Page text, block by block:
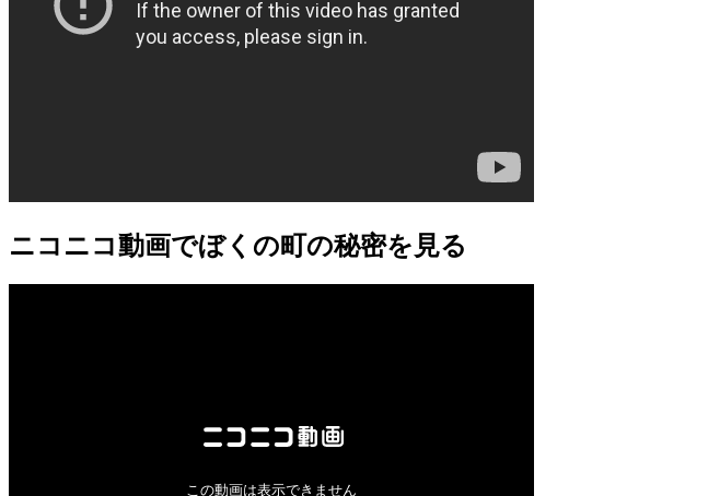
ニコニコ動画でぼくの町の秘密を見る